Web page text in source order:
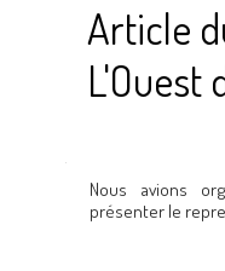
Article
L'Ouest
Nous avions
présenter le